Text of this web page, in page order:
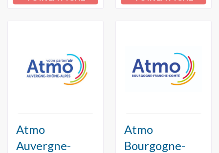
Atmo
Auvergne-
Atmo
Bourgogne-